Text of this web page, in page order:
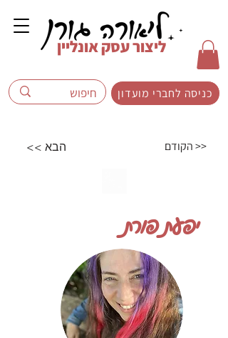
כניסה לחברי מועדון
ליצור עסק אונליין
<< הבא הקודם >>
יפעת פורת